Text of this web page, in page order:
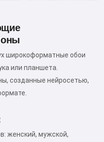
широкоформатные обои
или планшета.
созданные нейросетью,
женский, мужской,